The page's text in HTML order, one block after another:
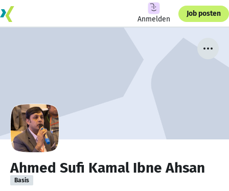
Anmelden
Job posten
Ahmed Sufi Kamal Ibne Ahsan
Basis